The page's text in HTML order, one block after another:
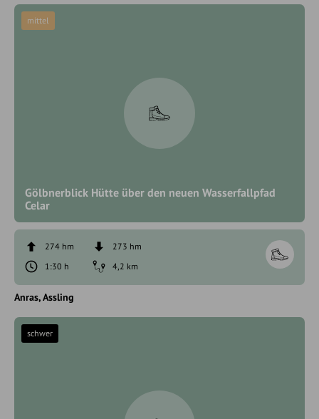
Gölbnerblick Hütte über den neuen Wasserfallpfad
Celar
mittel
274 hm
273 hm
1:30 h
4,2 km
Anras Assling
schwer